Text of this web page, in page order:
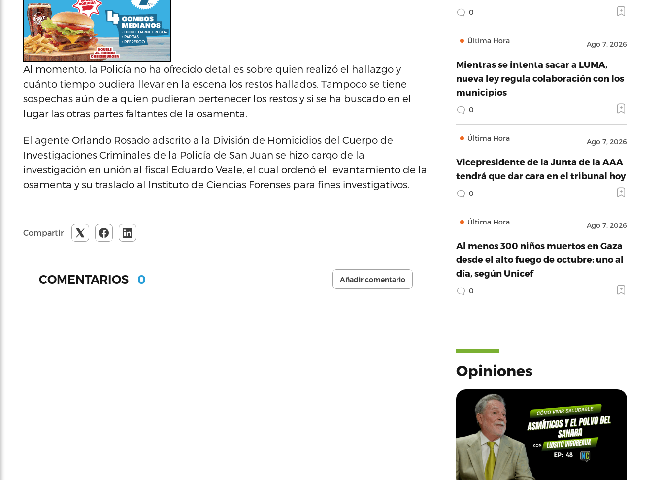
Al momento, la Policía no ha ofrecido detalles sobre quien realizó el hallazgo y
cuánto tiempo pudiera llevar en la escena los restos hallados. Tampoco se tiene
sospechas aún de a quien pudieran pertenecer los restos y si se ha buscado en el
lugar las otras partes faltantes de la osamenta.
El agente Orlando Rosado adscrito a la División de Homicidios del Cuerpo de
Investigaciones Criminales de la Policía de San Juan se hizo cargo de la
investigación en unión al fiscal Eduardo Veale, el cual ordenó el levantamiento de la
osamenta y su traslado al Instituto de Ciencias Forenses para fines investigativos.
Compartir
COMENTARIOS 0 Añadir comentario
0
Última Hora Ago 7, 2026
Mientras se intenta sacar a LUMA,
nueva ley regula colaboración con los
municipios
0
Última Hora Ago 7, 2026
Vicepresidente de la Junta de la AAA
tendrá que dar cara en el tribunal hoy
0
Última Hora Ago 7, 2026
Al menos 300 niños muertos en Gaza
desde el alto fuego de octubre: uno al
día, según Unicef
0
Opiniones